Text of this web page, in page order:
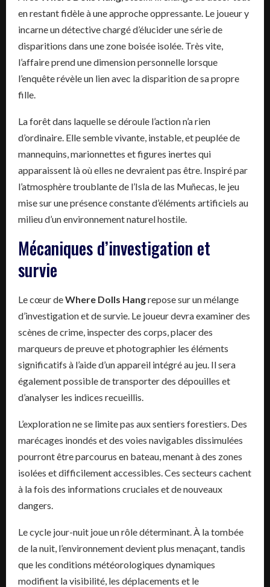
en restant fidèle à une approche oppressante. Le joueur y
incarne un détective chargé d’élucider une série de
disparitions dans une zone boisée isolée. Très vite,
l’affaire prend une dimension personnelle lorsque
l’enquête révèle un lien avec la disparition de sa propre
fille.
La forêt dans laquelle se déroule l’action n’a rien
d’ordinaire. Elle semble vivante, instable, et peuplée de
mannequins, marionnettes et figures inertes qui
apparaissent là où elles ne devraient pas être. Inspiré par
l’atmosphère troublante de l’Isla de las Muñecas, le jeu
mise sur une présence constante d’éléments artificiels au
milieu d’un environnement naturel hostile.
Mécaniques d’investigation et
survie
Le cœur deWhere Dolls Hangrepose sur un mélange
d’investigation et de survie. Le joueur devra examiner des
scènes de crime, inspecter des corps, placer des
marqueurs de preuve et photographier les éléments
significatifs à l’aide d’un appareil intégré au jeu. Il sera
également possible de transporter des dépouilles et
d’analyser les indices recueillis.
L’exploration ne se limite pas aux sentiers forestiers. Des
marécages inondés et des voies navigables dissimulées
pourront être parcourus en bateau, menant à des zones
isolées et difficilement accessibles. Ces secteurs cachent
à la fois des informations cruciales et de nouveaux
dangers.
Le cycle jour-nuit joue un rôle déterminant. À la tombée
de la nuit, l’environnement devient plus menaçant, tandis
que les conditions météorologiques dynamiques
modifient la visibilité, les déplacements et le